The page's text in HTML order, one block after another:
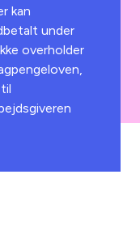
kan
under
overholder